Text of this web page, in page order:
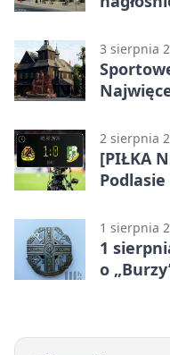
3 sierpnia
2 sierpnia
[PIŁKA
Podlasie
(Grupa
1 sierpnia
1
o